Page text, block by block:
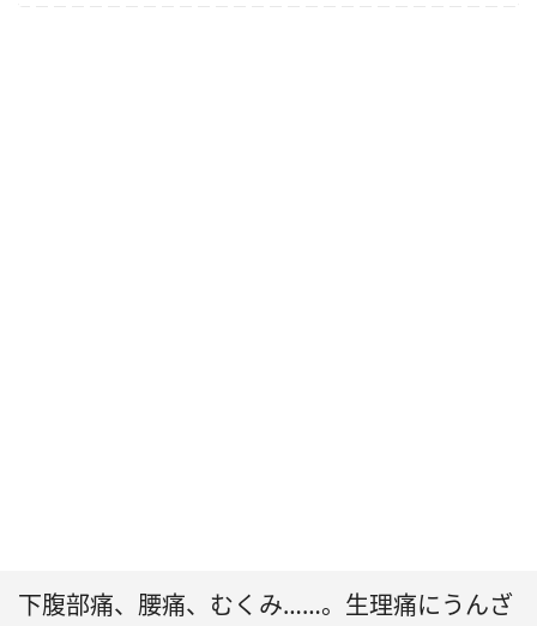
下腹部痛、腰痛、むくみ……。生理痛にうんざ